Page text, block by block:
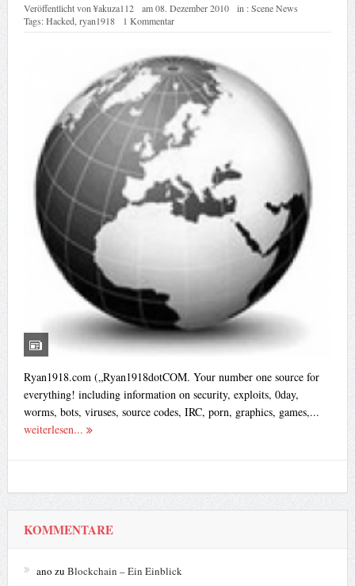
Veröffentlicht von¥akuza112 am08. Dezember 2010 in :Scene News
Tags:Hacked, ryan1918 1 Kommentar
Ryan1918.com („Ryan1918dotCOM. Your number one source for
everything! including information on security, exploits, 0day,
worms, bots, viruses, source codes, IRC, porn, graphics, games,...
weiterlesen...
KOMMENTARE
ano zu Blockchain – Ein Einblick